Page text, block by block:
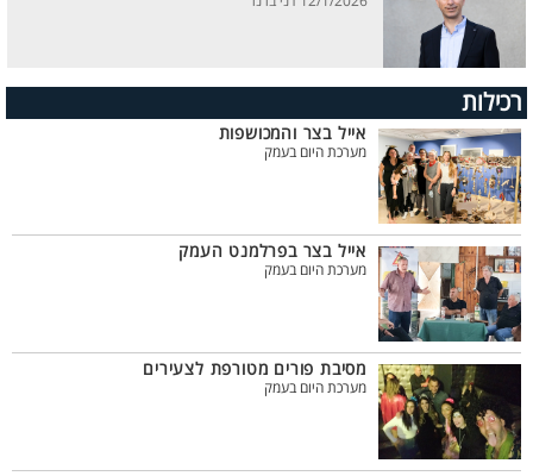
רכילות
אייל בצר והמכושפות
מערכת היום בעמק
אייל בצר בפרלמנט העמק
מערכת היום בעמק
מסיבת פורים מטורפת לצעירים
מערכת היום בעמק